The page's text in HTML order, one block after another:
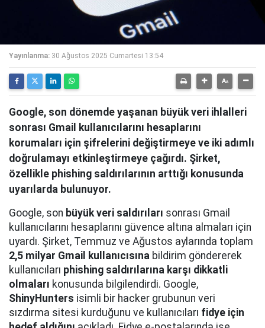
Yayınlanma: 30 Ağustos 2025 Cumartesi 13:54
Google, son dönemde yaşanan büyük veri ihlalleri
sonrası Gmail kullanıcılarını hesaplarını
korumaları için şifrelerini değiştirmeye ve iki adımlı
doğrulamayı etkinleştirmeye çağırdı. Şirket,
özellikle phishing saldırılarının arttığı konusunda
uyarılarda bulunuyor.
Google, son büyük veri saldırıları sonrası Gmail
kullanıcılarını hesaplarını güvence altına almaları için
uyardı. Şirket, Temmuz ve Ağustos aylarında toplam
2,5 milyar Gmail kullanıcısına bildirim göndererek
kullanıcıları phishing saldırılarına karşı dikkatli
olmaları konusunda bilgilendirdi. Google,
ShinyHunters isimli bir hacker grubunun veri
sızdırma sitesi kurduğunu ve kullanıcıları fidye için